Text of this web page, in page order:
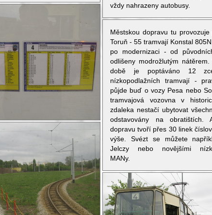
vždy nahrazeny autobusy.
Městskou dopravu tu provozuje
Toruň - 55 tramvají Konstal
po modernizaci - od
odlišeny modrožlutým
době je poptáváno 12
nízkopodlažních tramvají -
půjde buď o vozy Pesa nebo
tramvajová vozovna v
zdaleka nestačí ubytovat
odstavovány na obratištích.
dopravu tvoří přes 30 linek
výše. Svézt se můžete
Jelczy nebo novějšími
MANy.